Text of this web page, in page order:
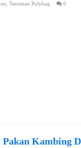
Tanaman Polybag 0
Kambing